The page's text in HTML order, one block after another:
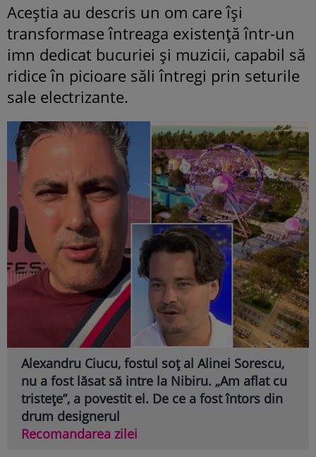
Aceștia au descris un om care își
transformase întreaga existență într-un
imn dedicat bucuriei și muzicii, capabil să
ridice în picioare săli întregi prin seturile
sale electrizante.
Alexandru Ciucu, fostul soț al Alinei Sorescu,
nu a fost lăsat să intre la Nibiru. „Am aflat cu
tristețe”, a povestit el. De ce a fost întors din
drum designerul
Recomandarea zilei